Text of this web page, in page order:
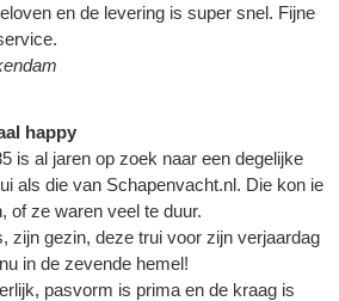
en de levering is super snel. Fijne
happy
is al jaren op zoek naar een degelijke
als die van Schapenvacht.nl. Die kon ie
of ze waren veel te duur.
zijn gezin, deze trui voor zijn verjaardag
in de zevende hemel!
pasvorm is prima en de kraag is